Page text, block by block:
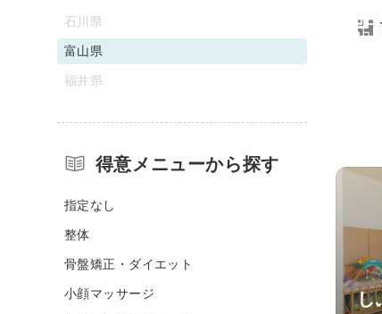
し
石川県
富山県
福井県
得意メニューから探す
指定なし
整体
骨盤矯正・ダイエット
小顔マッサージ